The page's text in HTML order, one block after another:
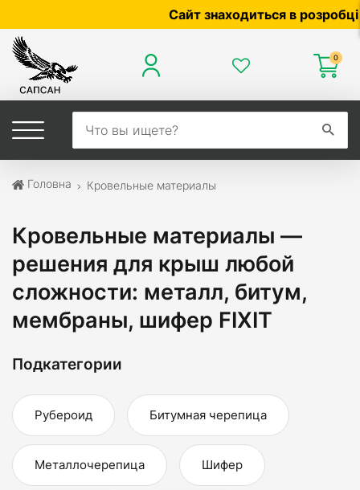
Сайт знаходиться в розробці — по
0
Головна Кровельные материалы
Кровельные материалы —
решения для крыш любой
сложности: металл, битум,
мембраны, шифер FIXIT
Подкатегории
Рубероид Битумная черепица
Металлочерепица Шифер